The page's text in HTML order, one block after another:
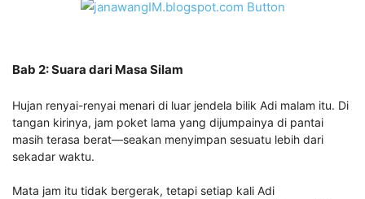
Bab 2: Suara dari Masa Silam
Hujan renyai-renyai menari di luar jendela bilik Adi malam itu. Di
tangan kirinya, jam poket lama yang dijumpainya di pantai
masih terasa berat—seakan menyimpan sesuatu lebih dari
sekadar waktu.
Mata jam itu tidak bergerak, tetapi setiap kali Adi